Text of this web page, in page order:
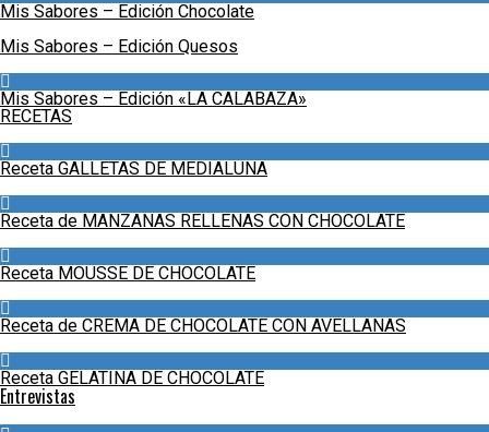
Mis Sabores – Edición Chocolate
Mis Sabores – Edición Quesos
Mis Sabores – Edición «LA CALABAZA»
RECETAS
Receta GALLETAS DE MEDIALUNA
Receta de MANZANAS RELLENAS CON CHOCOLATE
Receta MOUSSE DE CHOCOLATE
Receta de CREMA DE CHOCOLATE CON AVELLANAS
Receta GELATINA DE CHOCOLATE
Entrevistas